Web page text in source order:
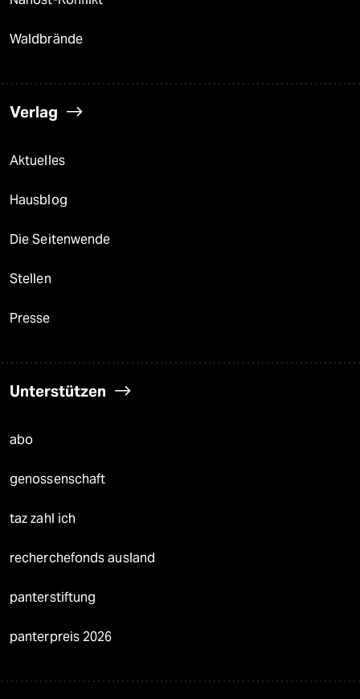
Waldbrände
Verlag
Aktuelles
Hausblog
Die Seitenwende
Stellen
Presse
Unterstützen
abo
genossenschaft
taz zahl ich
recherchefonds ausland
panterstiftung
panterpreis 2026